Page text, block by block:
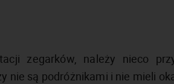
zegarków, należy nieco
nie są podróżnikami i nie mieli